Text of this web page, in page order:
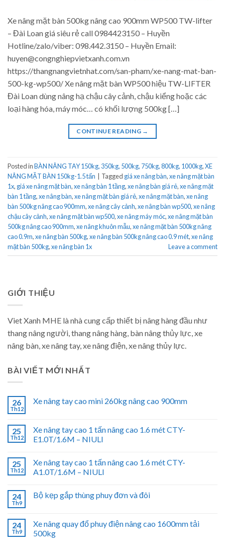
Xe nâng mặt bàn 500kg nâng cao 900mm WP500 TW-lifter
– Đài Loan giá siêu rẻ call 0984423150 – Huyền
Hotline/zalo/viber: 098.442.3150 – Huyền Email:
huyen@congnghiepvietxanh.com.vn
https://thangnangvietnhat.com/san-pham/xe-nang-mat-ban-
500-kg-wp500/ Xe nâng mặt bàn WP500 hiệu TW-LIFTER
Đài Loan dùng nâng hạ chậu cây cảnh, chậu kiểng hoặc các
loại hàng hóa, máy móc… có khối lượng 500kg […]
CONTINUE READING →
Posted inBÀN NÂNG TAY 150kg, 350kg, 500kg, 750kg, 800kg, 1000kg,XE
NÂNG MẶT BÀN 150kg-1.5 tấn
Tagged giá xe nâng bàn,xe nâng mặt bàn
1x, giá xe nâng mặt bàn,xe nâng bàn 1 tầng,xe nâng bàn giá rẻ,xe nâng mặt
bàn 1 tầng,xe nâng bàn,xe nâng mặt bàn giá rẻ,xe nâng mặt bàn,xe nâng
bàn 500kg nâng cao 900mm,xe nâng cây cảnh,xe nâng bàn wp500,xe nâng
chậu cây cảnh,xe nâng mặt bàn wp500,xe nâng máy móc,xe nâng mặt bàn
500kg nâng cao 900mm,xe nâng khuôn mẫu,xe nâng mặt bàn 500kg nâng
cao 0.9m,xe nâng bàn 500kg,xe nâng bàn 500kg nâng cao 0.9 mét,xe nâng
mặt bàn 500kg,xe nâng bàn 1x Leave a comment
GIỚI THIỆU
Viet Xanh MHE là nhà cung cấp thiết bị nâng hàng đầu như
thang nâng người, thang nâng hàng, bàn nâng thủy lực, xe
nâng bàn, xe nâng tay, xe nâng điện, xe nâng thủy lực.
BÀI VIẾT MỚI NHẤT
26
Th12
Xe nâng tay cao mini 260kg nâng cao 900mm
25
Th12
Xe nâng tay cao 1 tấn nâng cao 1.6 mét CTY-
E1.0T/1.6M – NIULI
25
Th12
Xe nâng tay cao 1 tấn nâng cao 1.6 mét CTY-
A1.0T/1.6M – NIULI
24
Th9
Bộ kẹp gắp thùng phuy đơn và đôi
24
Th9
Xe nâng quay đổ phuy điện nâng cao 1600mm tải
500kg